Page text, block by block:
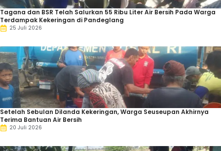
Tagana dan BSR Telah Salurkan 55 Ribu Liter Air Bersih Pada Warga
Terdampak Kekeringan di Pandeglang
25 Juli 2026
Setelah Sebulan Dilanda Kekeringan, Warga Seuseupan Akhirnya
Terima Bantuan Air Bersih
20 Juli 2026